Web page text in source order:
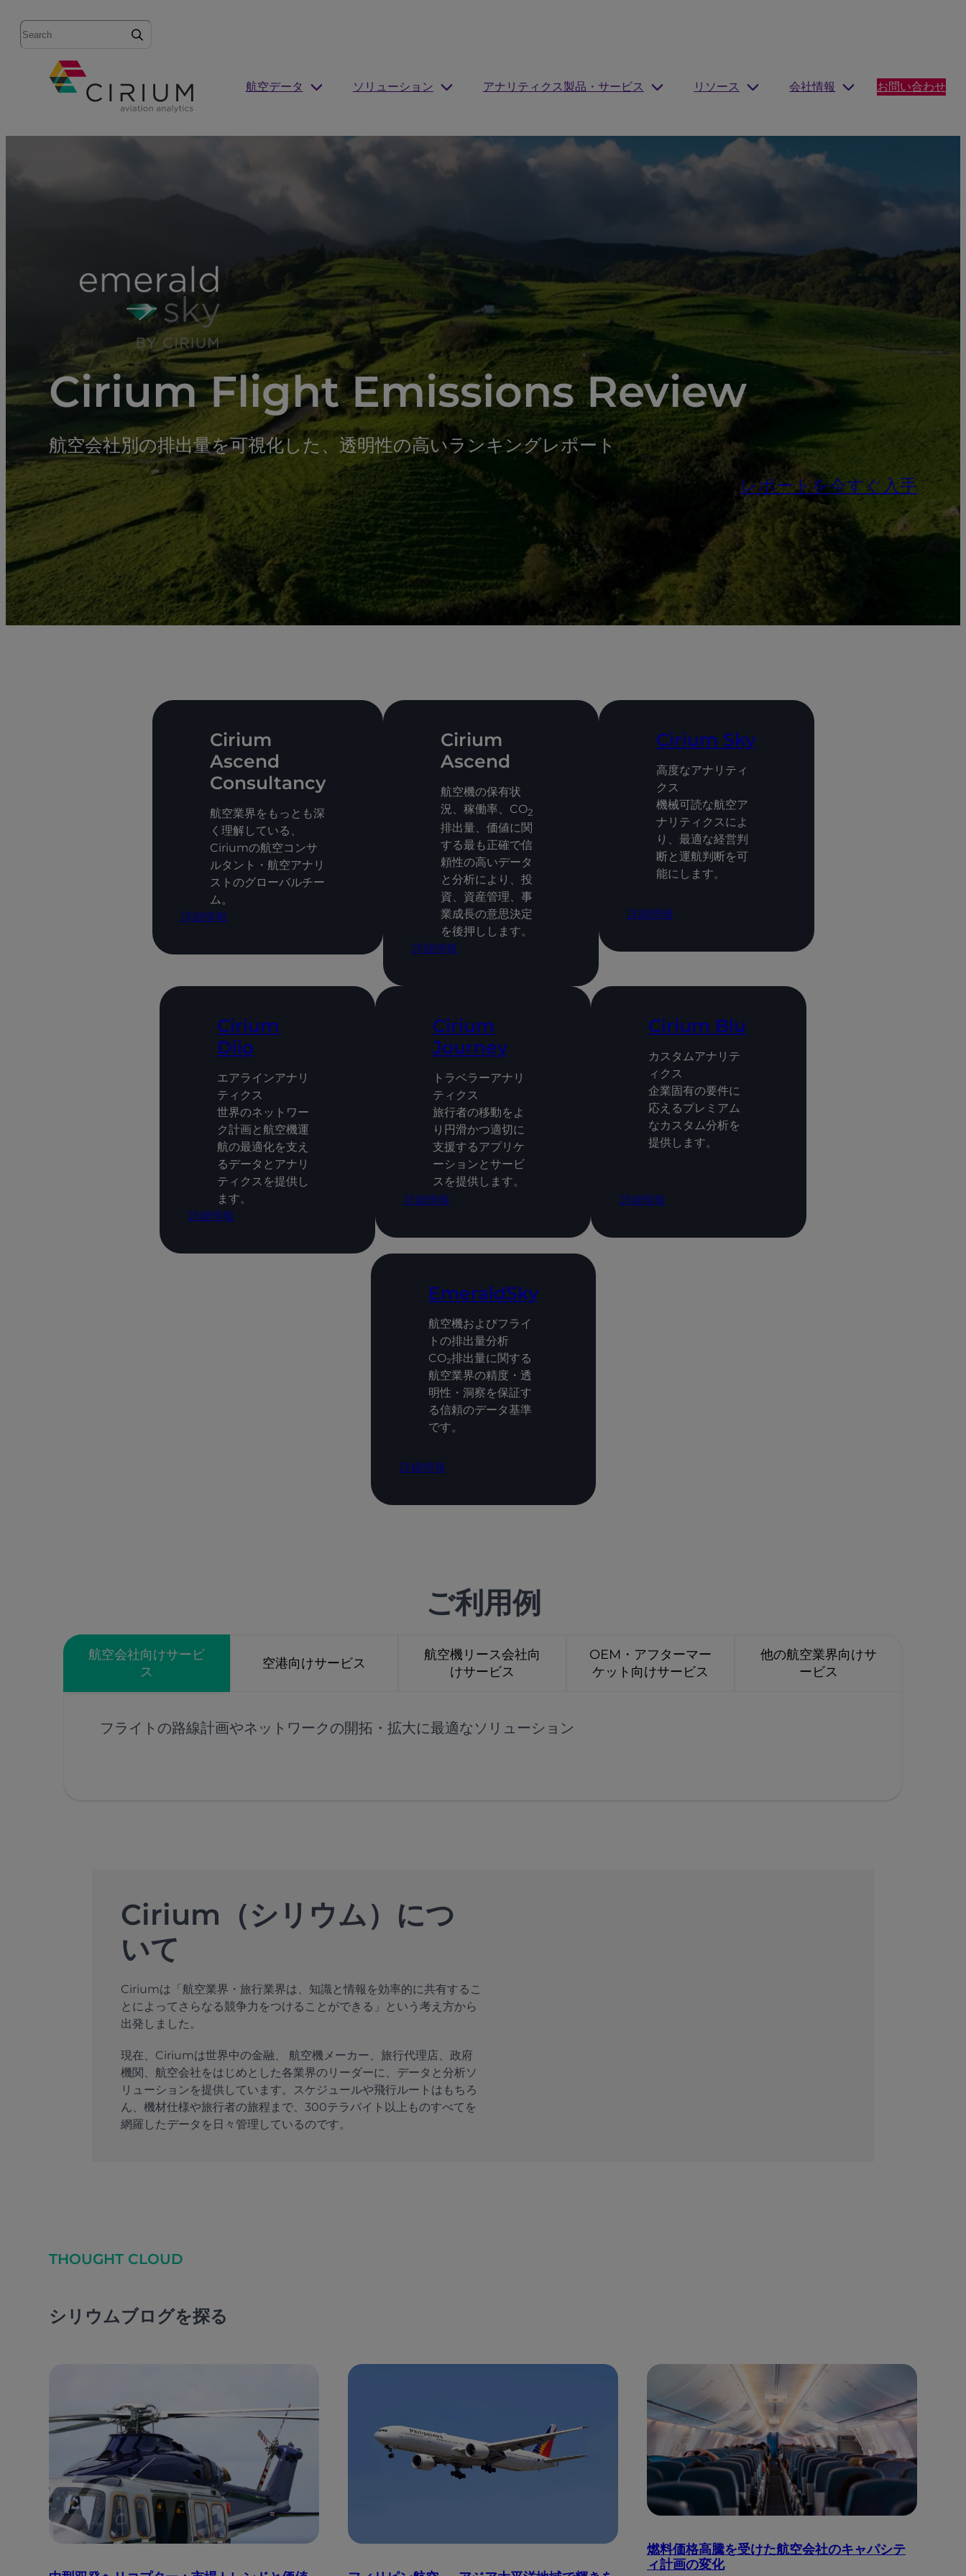
Search
航空データ ソリューション アナリティクス製品・サービス リソース 会社情報 お問い合わせ
Cirium Flight Emissions Review
航空会社別の排出量を可視化した、透明性の高いランキングレポート
レポートを今すぐ入手
Cirium
Ascend
Consultancy
航空業界をもっとも深
く理解している、
Ciriumの航空コンサ
ルタント・航空アナリ
ストのグローバルチー
ム。
詳細情報
Cirium
Ascend
航空機の保有状
況、稼働率、CO2
排出量、価値に関
する最も正確で信
頼性の高いデータ
と分析により、投
資、資産管理、事
業成長の意思決定
を後押しします。
詳細情報
Cirium Sky
高度なアナリティ
クス
機械可読な航空ア
ナリティクスによ
り、最適な経営判
断と運航判断を可
能にします。
詳細情報
Cirium
Diio
エアラインアナリ
ティクス
世界のネットワー
ク計画と航空機運
航の最適化を支え
るデータとアナリ
ティクスを提供し
ます。
詳細情報
Cirium
Journey
トラベラーアナリ
ティクス
旅行者の移動をよ
り円滑かつ適切に
支援するアプリケ
ーションとサービ
スを提供します。
詳細情報
Cirium Blu
カスタムアナリテ
ィクス
企業固有の要件に
応えるプレミアム
なカスタム分析を
提供します。
詳細情報
EmeraldSky
航空機およびフライ
トの排出量分析
CO₂排出量に関する
航空業界の精度・透
明性・洞察を保証す
る信頼のデータ基準
です。
詳細情報
ご利用例
航空会社向けサービ
ス
空港向けサービス
航空機リース会社向
けサービス
OEM・アフターマー
ケット向けサービス
他の航空業界向けサ
ービス
フライトの路線計画やネットワークの開拓・拡大に最適なソリューション
Cirium（シリウム）につ
いて
Ciriumは「航空業界・旅行業界は、知識と情報を効率的に共有するこ
とによってさらなる競争力をつけることができる」という考え方から
出発しました。
現在、Ciriumは世界中の金融、 航空機メーカー、旅行代理店、政府
機関、航空会社をはじめとした各業界のリーダーに、データと分析ソ
リューションを提供しています。スケジュールや飛行ルートはもちろ
ん、機材仕様や旅行者の旅程まで、300テラバイト以上ものすべてを
網羅したデータを日々管理しているのです。
THOUGHT CLOUD
シリウムブログを探る
燃料価格高騰を受けた航空会社のキャパシテ
ィ計画の変化